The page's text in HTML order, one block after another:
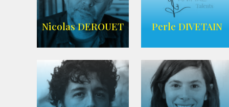
Imdb
AGENCE ARC-
EN-CIEL
Nicolas DEROUET Perle DIVETAIN